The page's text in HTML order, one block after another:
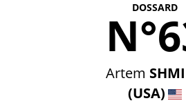
DOSSARD
Artem
(USA)